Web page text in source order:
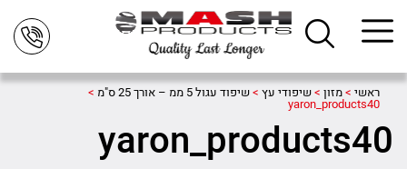
ראשי >מזון >שיפודי עץ >שיפוד עגול 5 ממ – אורך 25 ס"מ >
yaron_products40
yaron_products40